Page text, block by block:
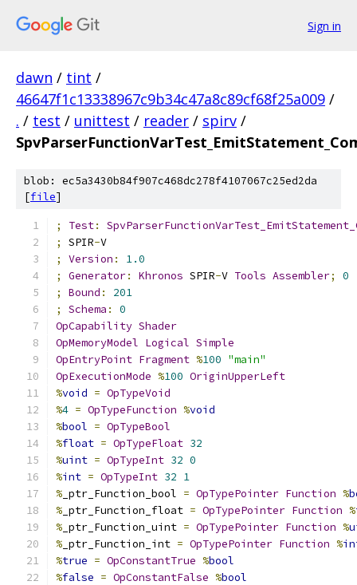
Sign in
dawn / tint /
46647f1c13338967c9b34c47a8c89cf68f25a009 /
. / test / unittest / reader / spirv /
blob: ec5a3430b84f907c468dc278f4107067c25ed2da
[file]
; Test:
;
SPIR-V
;
Version :
1.0
;
Generator: Khronos SPIR-V Tools Assembler;
0
;
Bound :
201
;
Schema :
0
OpCapability Shader
OpMemoryModel Logical Simple
OpEntryPoint Fragment %100 "main"
OpExecutionMode %100 OriginUpperLeft
%void = OpTypeVoid
%4 = OpTypeFunction %void
%bool = OpTypeBool
%float = OpTypeFloat 32
%uint = OpTypeInt 32 0
%int = OpTypeInt 32 1
% _ptr_Function_bool = OpTypePointer Function %
% _ptr_Function_float = OpTypePointer Function %
% _ptr_Function_uint = OpTypePointer Function %
% _ptr_Function_int = OpTypePointer Function %
%true = OpConstantTrue %bool
%false = OpConstantFalse %bool